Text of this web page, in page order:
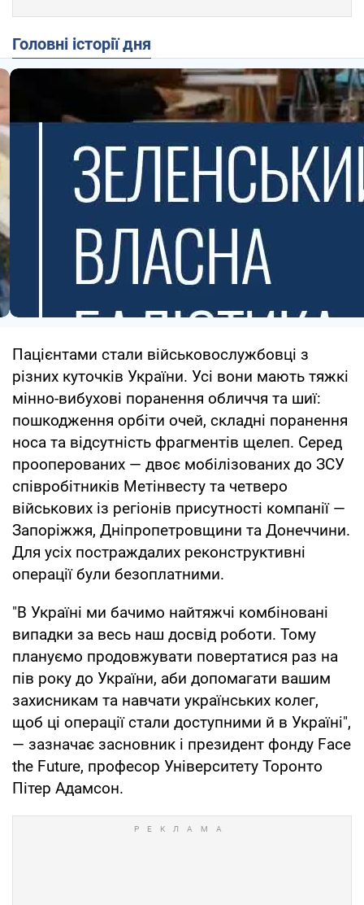
Головні історії дня
Пацієнтами стали військовослужбовці з
різних куточків України. Усі вони мають тяжкі
мінно-вибухові поранення обличчя та шиї:
пошкодження орбіти очей, складні поранення
носа та відсутність фрагментів щелеп. Серед
прооперованих — двоє мобілізованих до ЗСУ
співробітників Метінвесту та четверо
військових із регіонів присутності компанії —
Запоріжжя, Дніпропетровщини та Донеччини.
Для усіх постраждалих реконструктивні
операції були безоплатними.
"В Україні ми бачимо найтяжчі комбіновані
випадки за весь наш досвід роботи. Тому
плануємо продовжувати повертатися раз на
пів року до України, аби допомагати вашим
захисникам та навчати українських колег,
щоб ці операції стали доступними й в Україні",
— зазначає засновник і президент фонду Face
the Future, професор Університету Торонто
Пітер Адамсон.